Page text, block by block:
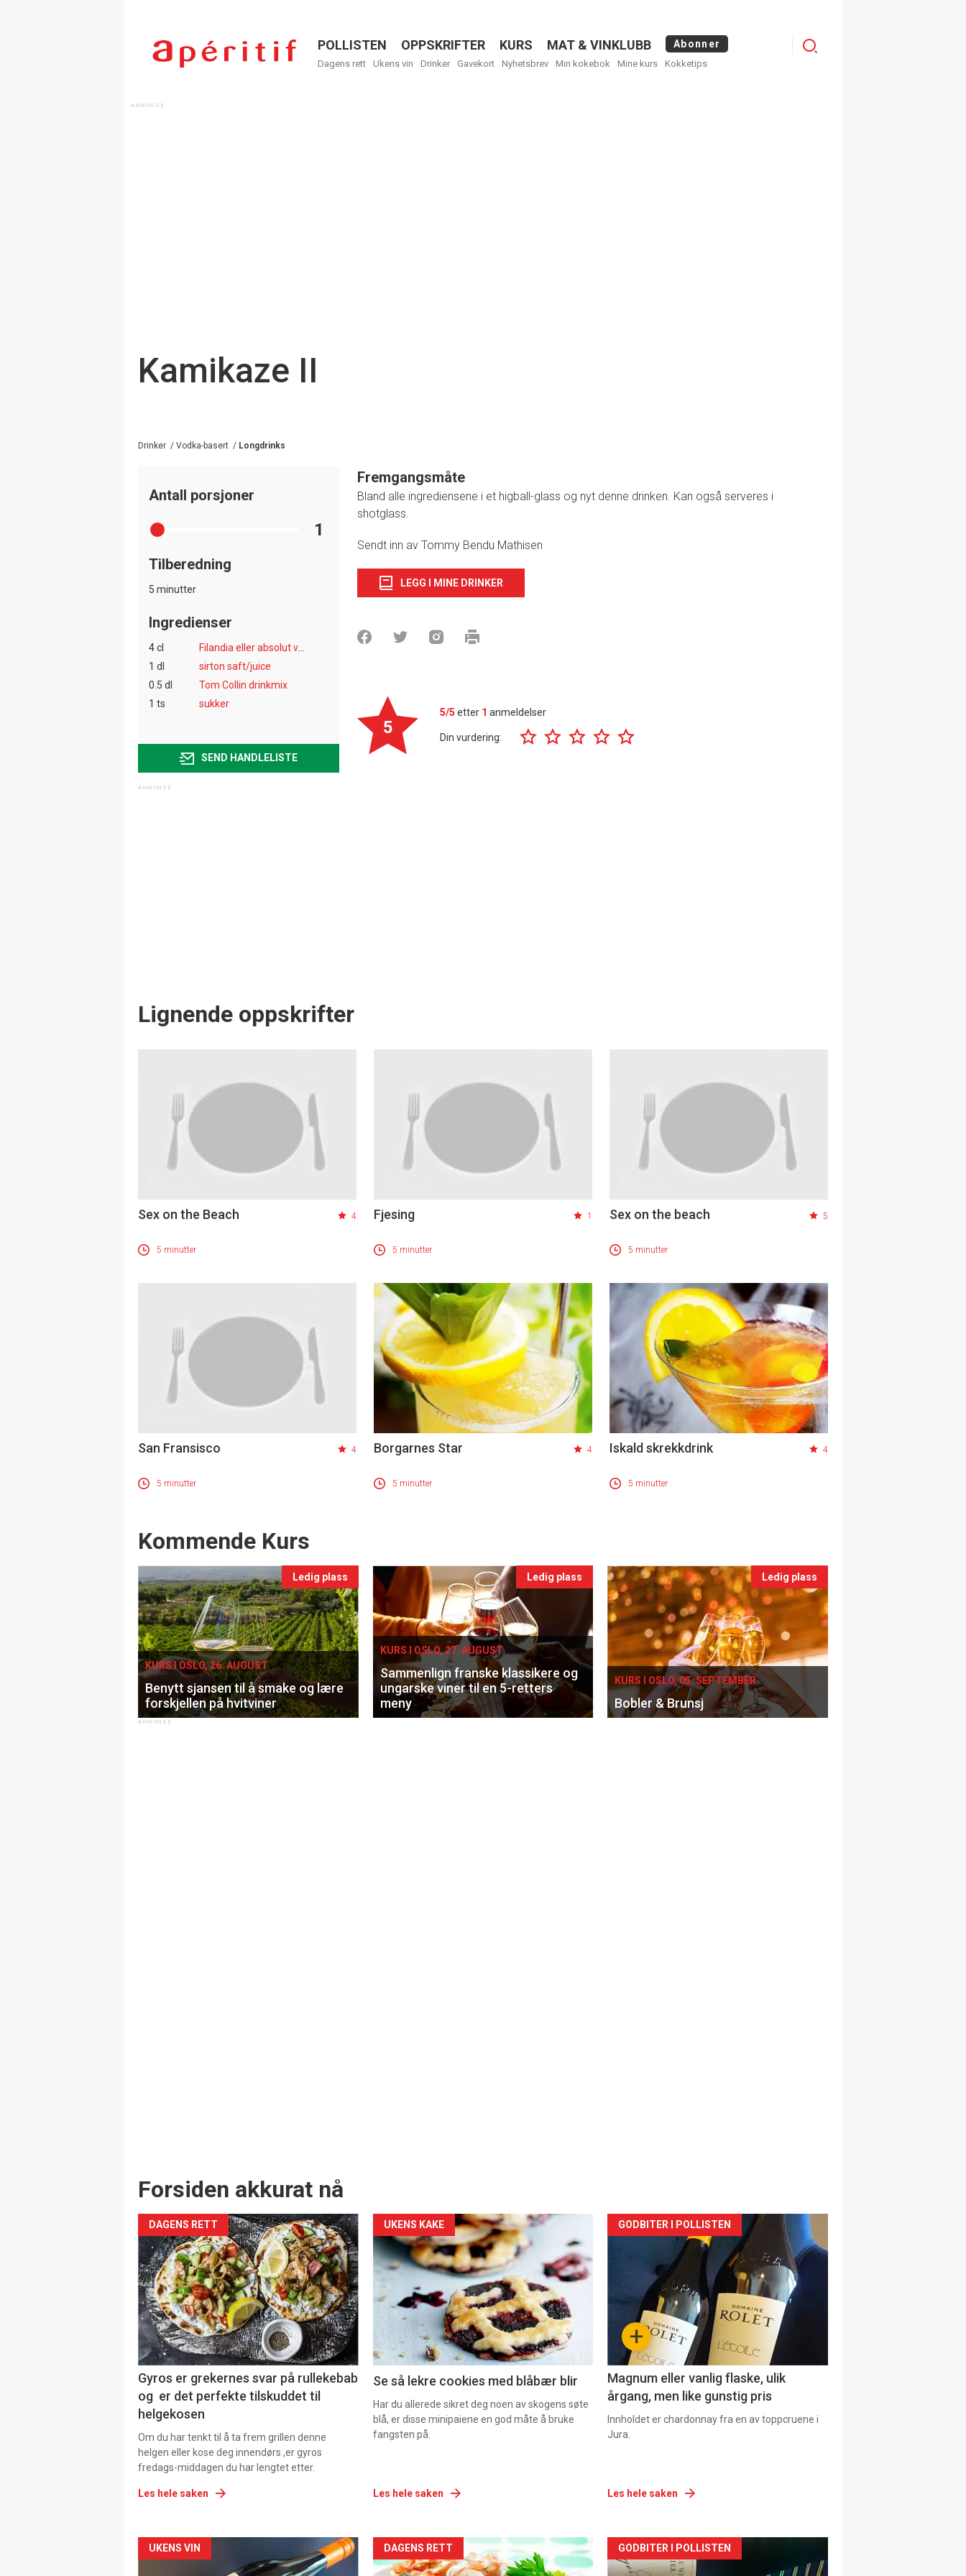
Menu
POLLISTEN OPPSKRIFTER KURS MAT & VINKLUBB Abonner
Dagens rett Ukens vin Drinker Gavekort Nyhetsbrev Min kokebok Mine kurs Kokketips
Logg
Kamikaze II
Drinker / Vodka-basert / Longdrinks
Antall porsjoner
1
Tilberedning
5 minutter
Ingredienser
4 cl
1 dl
sirton saft/juice
0.5 dl
Tom Collin drinkmix
1 ts
sukker
SEND HANDLELISTE
Fremgangsmåte
Bland alle ingrediensene i et higball-glass og nyt denne drinken. Kan også serveres i
shotglass.
Sendt inn av Tommy Bendu Mathisen
LEGG I MINE DRINKER
5
5/5 etter 1 anmeldelser
Din vurdering:
Lignende oppskrifter
Sex on the Beach 4
5 minutter
Fjesing 1
5 minutter
Sex on the beach 5
5 minutter
San Fransisco 4
5 minutter
Borgarnes Star 4
5 minutter
Iskald skrekkdrink 4
5 minutter
Events
Kommende Kurs
Ledig plass
KURS I OSLO, 26. AUGUST
Benytt sjansen til å smake og lære
forskjellen på hvitviner
Ledig plass
KURS I OSLO, 27. AUGUST
Sammenlign franske klassikere og
ungarske viner til en 5-retters
meny
Ledig plass
KURS I OSLO, 05. SEPTEMBER
Bobler & Brunsj
Forsiden akkurat nå
DAGENS RETT
Gyros er grekernes svar på rullekebab
og er det perfekte tilskuddet til
helgekosen
Om du har tenkt til å ta frem grillen denne
helgen eller kose deg innendørs ,er gyros
fredags-middagen du har lengtet etter.
Les hele saken
Forsiden
akkurat
nå
2
UKENS KAKE
Se så lekre cookies med blåbær blir
Har du allerede sikret deg noen av skogens søte
blå, er disse minipaiene en god måte å bruke
fangsten på.
Les hele saken
Forsiden
akkurat
+
GODBITER I POLLISTEN
Magnum eller vanlig flaske, ulik
årgang, men like gunstig pris
Innholdet er chardonnay fra en av toppcruene i
Jura.
Les hele saken
Forsiden
UKENS VIN
Forsiden
DAGENS RETT
Forsiden
GODBITER I POLLISTEN